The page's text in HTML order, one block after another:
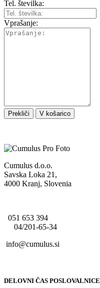
Tel. številka:
Vprašanje:
Prekliči V košarico
Cumulus d.o.o.
Savska Loka 21,
4000 Kranj, Slovenia
051 653 394
04/201-65-34
info@cumulus.si
DELOVNI ČAS POSLOVALNICE